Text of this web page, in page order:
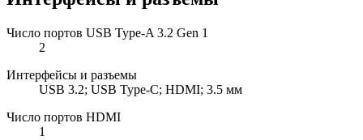
Число портов USB Type-A 3.2 Gen 1
2
Интерфейсы и разъемы
USB 3.2; USB Type-C; HDMI; 3.5 мм
Число портов HDMI
1